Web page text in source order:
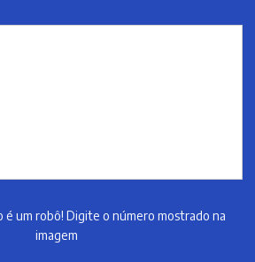
é um robô! Digite o número mostrado na
imagem